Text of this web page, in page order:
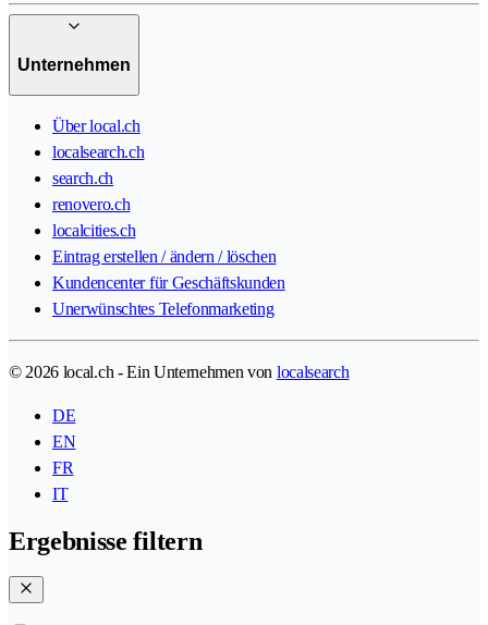
Unternehmen
Über local.ch
localsearch.ch
search.ch
renovero.ch
localcities.ch
Eintrag erstellen / ändern / löschen
Kundencenter für Geschäftskunden
Unerwünschtes Telefonmarketing
© 2026 local.ch - Ein Unternehmen von localsearch
DE
EN
FR
IT
Ergebnisse filtern